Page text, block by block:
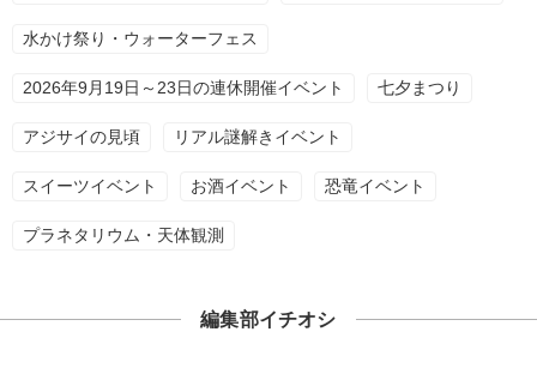
水かけ祭り・ウォーターフェス
2026年9月19日～23日の連休開催イベント 七夕まつり
アジサイの見頃 リアル謎解きイベント
スイーツイベント お酒イベント 恐竜イベント
プラネタリウム・天体観測
編集部イチオシ